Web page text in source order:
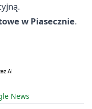
w Piasecznie.
News